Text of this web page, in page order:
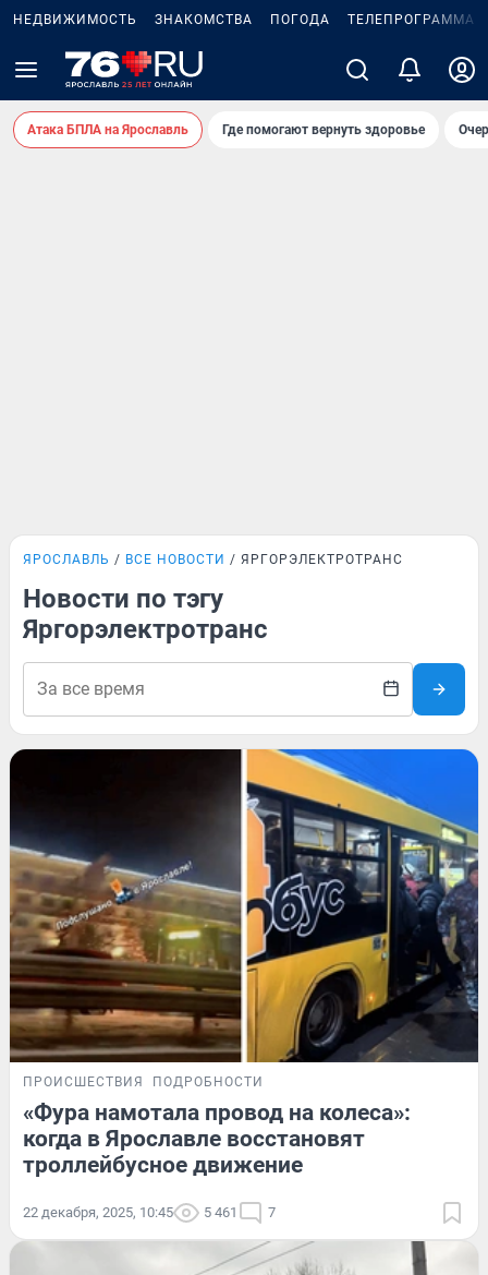
НЕДВИЖИМОСТЬ ЗНАКОМСТВА ПОГОДА ТЕЛЕПРОГРАММА
Атака БПЛА на Ярославль Где помогают вернуть здоровье
ЯРОСЛАВЛЬ ВСЕ НОВОСТИ ЯРГОРЭЛЕКТРОТРАНС
Новости по тэгу
Яргорэлектротранс
ПРОИСШЕСТВИЯ ПОДРОБНОСТИ
«Фура намотала провод на колеса»:
когда в Ярославле восстановят
троллейбусное движение
22 декабря, 2025, 10:45 5 461 7